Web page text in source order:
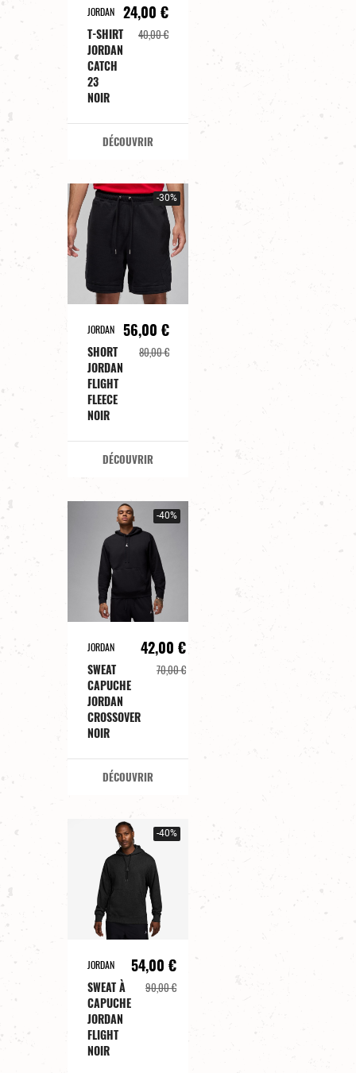
JORDAN
T-SHIRT
JORDAN
CATCH
23
NOIR
24,00 €
40,00 €
DÉCOUVRIR
-30%
JORDAN
SHORT
JORDAN
FLIGHT
FLEECE
NOIR
56,00 €
80,00 €
DÉCOUVRIR
-40%
JORDAN
SWEAT
CAPUCHE
JORDAN
CROSSOVER
NOIR
42,00 €
70,00 €
DÉCOUVRIR
-40%
JORDAN
SWEAT À
CAPUCHE
JORDAN
FLIGHT
NOIR
54,00 €
90,00 €